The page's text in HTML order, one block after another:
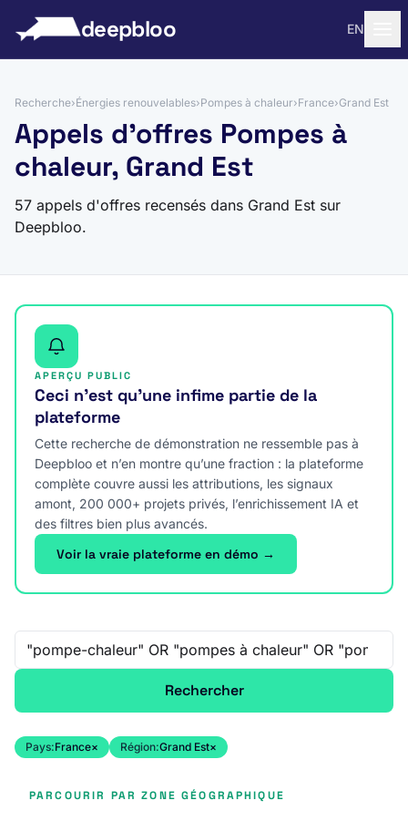
deepbloo EN
Recherche›Énergies renouvelables›Pompes à chaleur›France›Grand Est
Appels d'offres Pompes à
chaleur, Grand Est
57 appels d'offres recensés dans Grand Est sur
Deepbloo.
APERÇU PUBLIC
Ceci n’est qu’une infime partie de la
plateforme
Cette recherche de démonstration ne ressemble pas à
Deepbloo et n’en montre qu’une fraction : la plateforme
complète couvre aussi les attributions, les signaux
amont, 200 000+ projets privés, l’enrichissement IA et
des filtres bien plus avancés.
Voir la vraie plateforme en démo →
Recherche libre
Rechercher
Pays:France× Région:Grand Est×
PARCOURIR PAR ZONE GÉOGRAPHIQUE